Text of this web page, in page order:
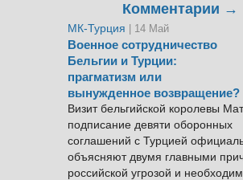
Комментарии →
МК-Турция | 14 Май
Военное сотрудничество
Бельгии и Турции:
прагматизм или
вынужденное возвращение?
Визит бельгийской королевы
подписание девяти оборонных
соглашений с Турцией
объясняют двумя главными
российской угрозой и